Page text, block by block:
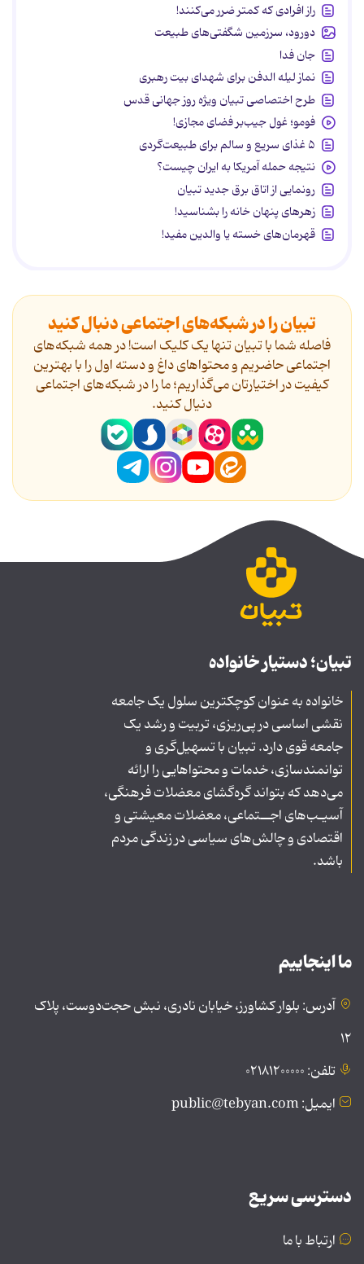
راز افرادی که کمتر ضرر می‌کنند!
دورود، سرزمین شگفتی‌های طبیعت
جان فدا
نماز لیله الدفن برای شهدای بیت رهبری
طرح اختصاصی تبیان ویژه روز جهانی قدس
فومو؛ غول جیب‌بر فضای مجازی!
۵ غذای سریع و سالم برای طبیعت‌گردی
نتیجه حمله آمریکا به ایران چیست؟
رونمایی از اتاق برق جدید تبیان
زهرهای پنهان خانه را بشناسید!
قهرمان‌های خسته یا والدین مفید!
تبیان را در شبکه‌های اجتماعی دنبال کنید
فاصله شما با تبیان تنها یک کلیک است! در همه شبکه‌های
اجتماعی حاضریم و محتواهای داغ و دسته اول را با بهترین
کیفیت در اختیارتان می‌گذاریم؛ ما را در شبکه‌های اجتماعی
دنیال کنید.
تبیان؛ دستیار خانواده
خانواده به عنوان کوچکترین سلول یک جامعه
نقشی اساسی در پی‌ریزی، تربیت و رشد یک
جامعه قوی دارد. تبیان با تسهیل‌گری و
توانمندسازی، خدمات و محتواهایی را ارائه
می‌دهد که بتواند گره‌گشای معضلات فرهنگی،
آسیـب‌های اجــتماعی، معضلات معیشتی و
اقتصادی و چالش‌های سیاسی در زندگی مردم
باشد.
ما اینجاییم
آدرس: بلوار کشاورز، خیابان نادری، نبش حجت‌دوست، پلاک
۱۲
تلفن: ۰۲۱۸۱۲۰۰۰۰۰
ایمیل: public@tebyan.com
دسترسی سریع
ارتباط با ما